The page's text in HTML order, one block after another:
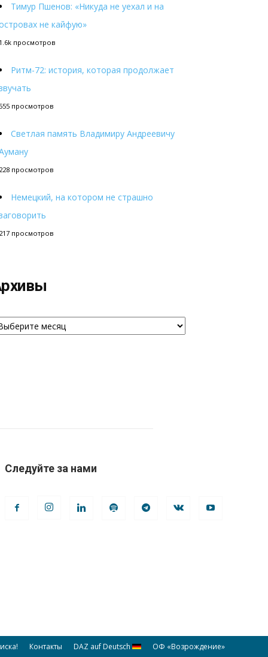
Тимур Пшенов: «Никуда не уехал и на
не кайфую»
просмотров
Ритм-72: история, которая продолжает
просмотров
Светлая память Владимиру Андреевичу
просмотров
Немецкий, на котором не страшно
просмотров
Следуйте за нами
Контакты DAZ auf Deutsch ОФ «Возрождение»